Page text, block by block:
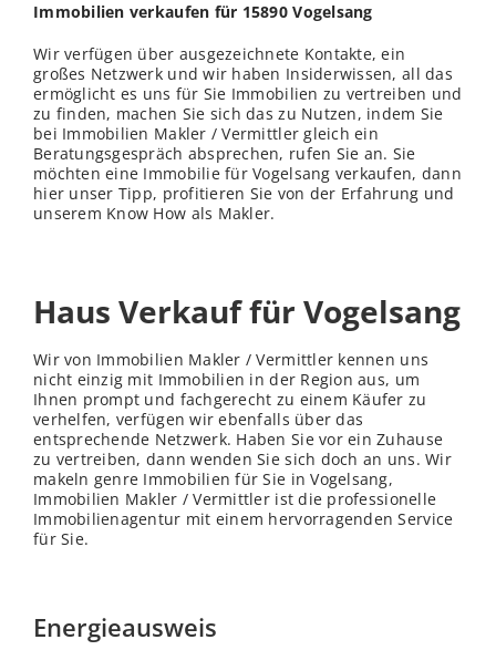
Immobilien verkaufen für 15890 Vogelsang
Wir verfügen über ausgezeichnete Kontakte, ein
großes Netzwerk und wir haben Insiderwissen, all das
ermöglicht es uns für Sie Immobilien zu vertreiben und
zu finden, machen Sie sich das zu Nutzen, indem Sie
bei Immobilien Makler / Vermittler gleich ein
Beratungsgespräch absprechen, rufen Sie an. Sie
möchten eine Immobilie für Vogelsang verkaufen, dann
hier unser Tipp, profitieren Sie von der Erfahrung und
unserem Know How als Makler.
Haus Verkauf für Vogelsang
Wir von Immobilien Makler / Vermittler kennen uns
nicht einzig mit Immobilien in der Region aus, um
Ihnen prompt und fachgerecht zu einem Käufer zu
verhelfen, verfügen wir ebenfalls über das
entsprechende Netzwerk. Haben Sie vor ein Zuhause
zu vertreiben, dann wenden Sie sich doch an uns. Wir
makeln genre Immobilien für Sie in Vogelsang,
Immobilien Makler / Vermittler ist die professionelle
Immobilienagentur mit einem hervorragenden Service
für Sie.
Energieausweis